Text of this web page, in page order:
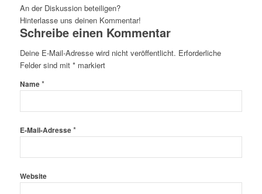
An der Diskussion beteiligen?
Hinterlasse uns deinen Kommentar!
Schreibe einen Kommentar
Deine E-Mail-Adresse wird nicht veröffentlicht. Erforderliche
Felder sind mit *markiert
Name*
E-Mail-Adresse*
Website